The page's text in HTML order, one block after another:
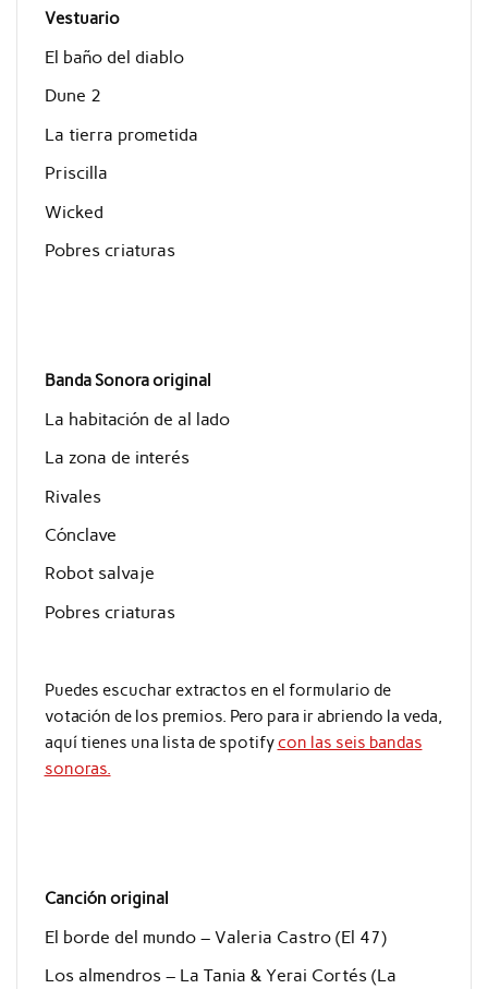
Vestuario
El baño del diablo
Dune 2
La tierra prometida
Priscilla
Wicked
Pobres criaturas
Banda Sonora original
La habitación de al lado
La zona de interés
Rivales
Cónclave
Robot salvaje
Pobres criaturas
Puedes escuchar extractos en el formulario de
votación de los premios. Pero para ir abriendo la veda,
aquí tienes una lista de spotifycon las seis bandas
sonoras.
Canción original
El borde del mundo – Valeria Castro (El 47)
Los almendros – La Tania & Yerai Cortés (La